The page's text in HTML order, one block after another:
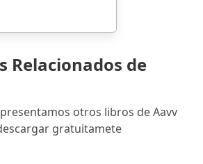
Relacionados de
otros libros de Aavv
gratuitamete